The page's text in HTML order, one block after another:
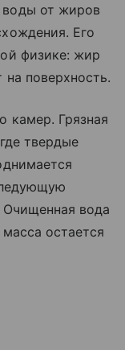
от жиров
Его
физике: жир
поверхность.
камер. Грязная
твердые
Очищенная вода
остается